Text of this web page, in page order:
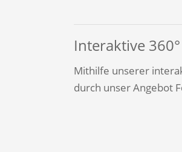
Interaktive
Mithilfe unserer
durch unser Angebot